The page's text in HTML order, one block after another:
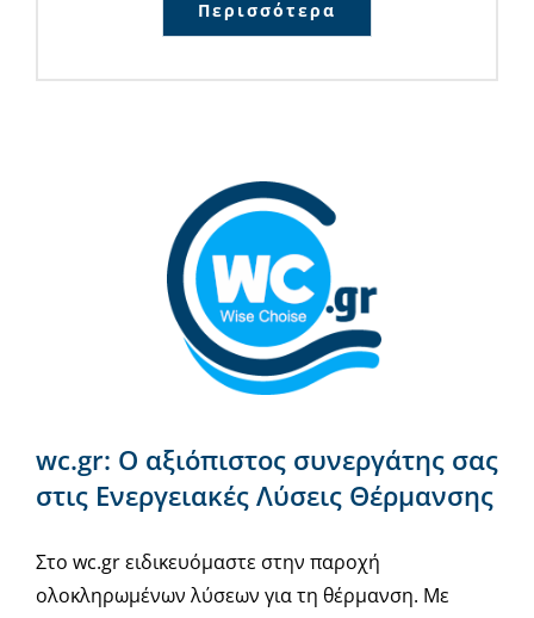
Περισσότερα
wc.gr: Ο αξιόπιστος συνεργάτης σας
στις Ενεργειακές Λύσεις Θέρμανσης
Στο wc.gr ειδικευόμαστε στην παροχή
ολοκληρωμένων λύσεων για τη θέρμανση. Με